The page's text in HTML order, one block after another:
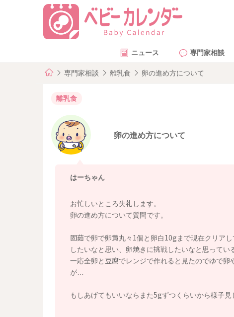
ニュース 専門家相談
専門家相談 離乳食 卵の進め方について
離乳食
卵の進め方について
はーちゃん
お忙しいところ失礼します。
卵の進め方について質問です。
固茹で卵で卵黄丸々1個と卵白10gまで現在クリア
したいなと思い、卵焼きに挑戦したいなと思ってい
一応全卵と豆腐でレンジで作れると見たのでゆで
が…
もしあげてもいいならまた5gずつくらいから様子